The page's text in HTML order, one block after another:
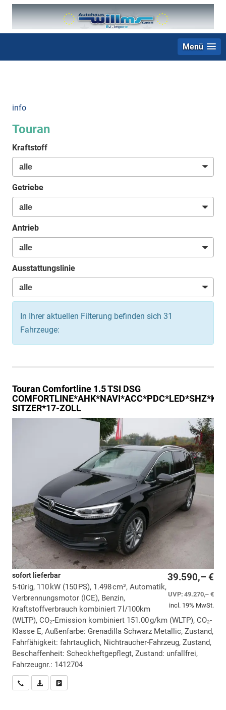
Menü
info
Touran
Kraftstoff
Getriebe
Antrieb
Ausstattungslinie
In Ihrer aktuellen Filterung befinden sich 31
Fahrzeuge:
TouranComfortline 1.5 TSI DSG
SITZER*17-ZOLL
39.590,– €
UVP:49.270,– €
incl. 19% MwSt.
sofort lieferbar
5-türig, 110 kW (150 PS), 1.498 cm³, Automatik,
Verbrennungsmotor (ICE), Benzin,
Kraftstoffverbrauch kombiniert 7 l/100km
(WLTP), CO₂-Emission kombiniert 151.00 g/km (WLTP), CO₂-
Klasse E, Außenfarbe: Grenadilla Schwarz Metallic, Zustand,
Fahrfähigkeit: fahrtauglich, Nichtraucher-Fahrzeug, Zustand,
Beschaffenheit: Scheckheftgepflegt, Zustand: unfallfrei,
Fahrzeugnr.: 1412704
Wir rufen Sie anPDF-Datei, Fahrzeugexposé drucken